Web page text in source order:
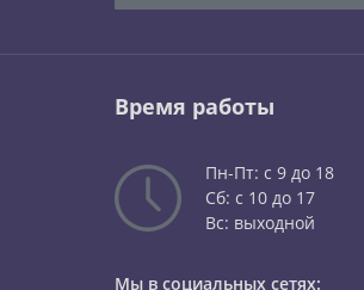
Время работы
Пн-Пт: с 9 до 18
Сб: с 10 до 17
Вс: выходной
Мы в социальных сетях: